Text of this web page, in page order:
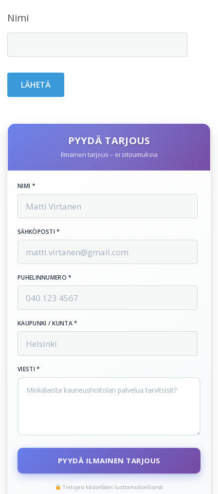
Nimi
PYYDÄ TARJOUS
Ilmainen tarjous – ei sitoumuksia
NIMI *
SÄHKÖPOSTI *
PUHELINNUMERO *
KAUPUNKI / KUNTA *
VIESTI *
PYYDÄ ILMAINEN TARJOUS
Tietojasi käsitellään luottamuksellisesti